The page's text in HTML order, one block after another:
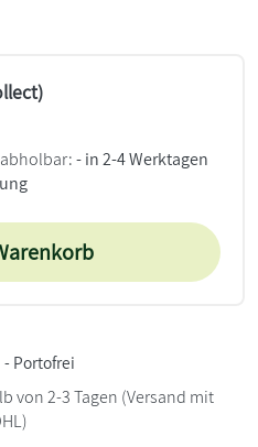
abholbar:- in 2-4 Werktagen
- Portofrei
von 2-3 Tagen (Versand mit